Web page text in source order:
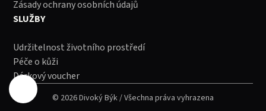
Zásady ochrany osobních údajů
SLUŽBY
Udržitelnost životního prostředí
Péče o kůži
Dárkový voucher
© 2026 Divoký Býk / Všechna práva vyhrazena